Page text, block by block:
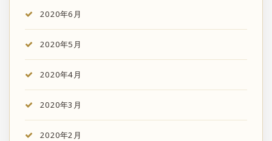
2020年6月
2020年5月
2020年4月
2020年3月
2020年2月